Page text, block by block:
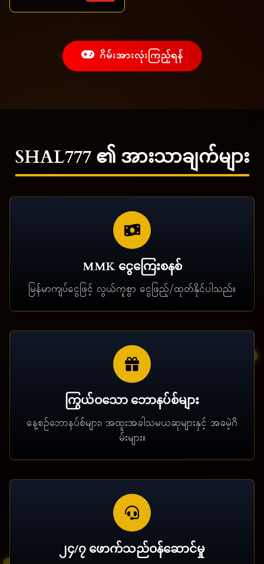
ဂိမ်းအားလုံးကြည့်ရန်
SHAL777 ၏ အားသာချက်များ
MMK ငွေကြေးစနစ်
မြန်မာကျပ်ငွေဖြင့် လွယ်ကူစွာ ငွေဖြည့်/ထုတ်နိုင်ပါသည်။
ကြွယ်ဝသော ဘောနပ်စ်များ
နေ့စဉ်ဘောနပ်စ်များ၊ အထူးအခါသမယဆုများနှင့် အခမဲ့ဂိ
မ်းများ။
၂၄/၇ ဖောက်သည်ဝန်ဆောင်မှု